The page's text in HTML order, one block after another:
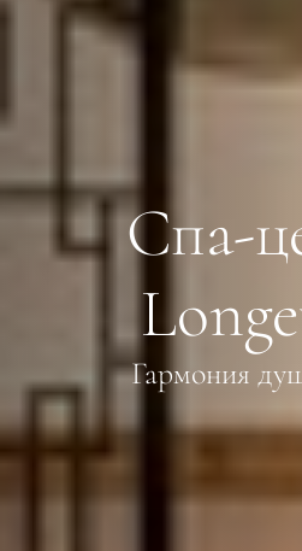
Спа-
Гармония